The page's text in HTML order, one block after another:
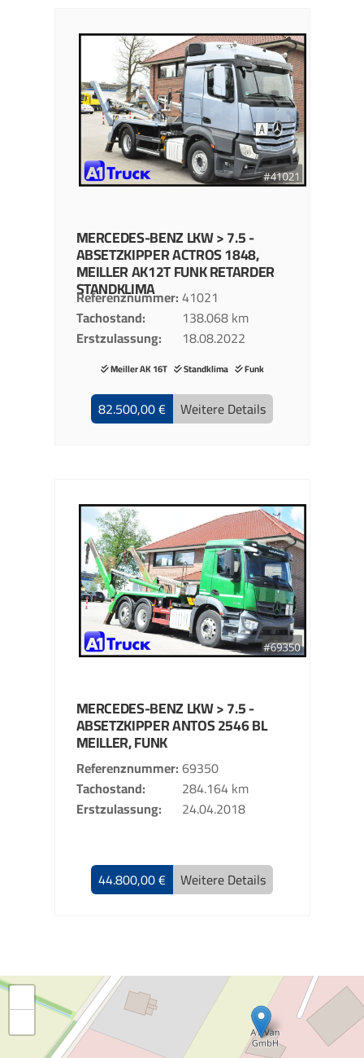
MERCEDES-BENZLKW > 7.5 -
ABSETZKIPPERACTROS 1848,
MEILLER AK12T FUNK RETARDER
STANDKLIMA
Referenznummer 41021
Tachostand
138.068 km
Erstzulassung
18.08.2022
Meiller AK 16T Standklima Funk
82.500,00 € Weitere Details
MERCEDES-BENZLKW > 7.5 -
ABSETZKIPPERANTOS 2546 BL
MEILLER, FUNK
Referenznummer 69350
Tachostand
284.164 km
Erstzulassung
24.04.2018
44.800,00 € Weitere Details